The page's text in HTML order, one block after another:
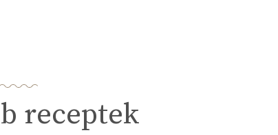
receptek